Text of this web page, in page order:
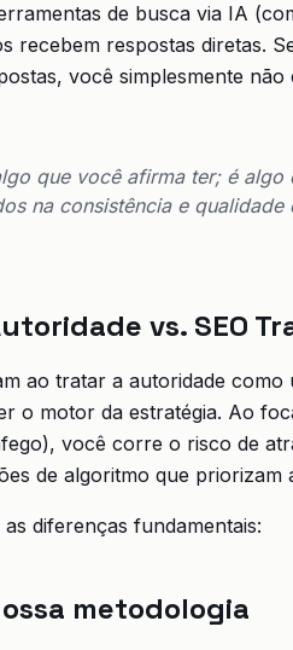
de busca via IA
recebem respostas diretas.
você simplesmente
que você afirma ter; é
na consistência e
vs. SEO
ao tratar a autoridade
o motor da estratégia. Ao
você corre o risco de
de algoritmo que
diferenças fundamentais:
metodologia